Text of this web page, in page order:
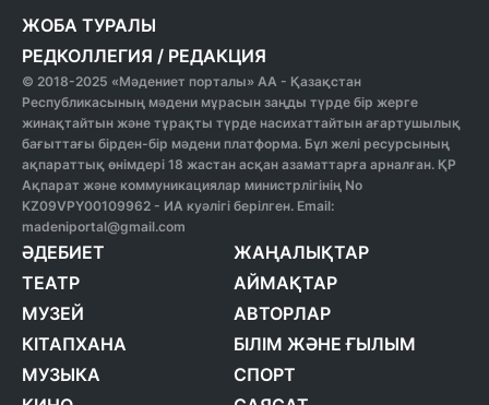
ЖОБА ТУРАЛЫ
РЕДКОЛЛЕГИЯ / РЕДАКЦИЯ
© 2018-2025 «Мәдениет порталы» АА - Қазақстан
Республикасының мәдени мұрасын заңды түрде бір жерге
жинақтайтын және тұрақты түрде насихаттайтын ағартушылық
бағыттағы бірден-бір мәдени платформа. Бұл желі ресурсының
ақпараттық өнімдері 18 жастан асқан азаматтарға арналған. ҚР
Ақпарат және коммуникациялар министрлігінің No
KZ09VPY00109962 - ИА куәлігі берілген. Email:
madeniportal@gmail.com
ӘДЕБИЕТ
ТЕАТР
МУЗЕЙ
КІТАПХАНА
МУЗЫКА
ЖАҢАЛЫҚТАР
АЙМАҚТАР
АВТОРЛАР
БІЛІМ ЖӘНЕ ҒЫЛЫМ
СПОРТ